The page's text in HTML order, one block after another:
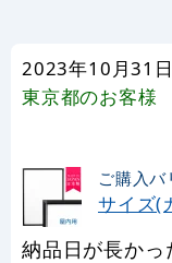
2023年10月31
東京都のお客様
ご購入
サイズ(
納品日が長か